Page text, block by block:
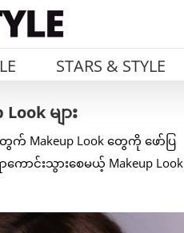
STARS & STYLE
များ
Makeup Look တွေကို ဖော်ပြ
ာင်းသွားစေမယ့် Makeup Look